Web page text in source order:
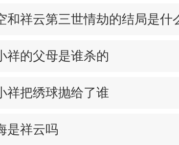
和祥云第三世情劫的结局是什
祥的父母是谁杀的
祥把绣球抛给了谁
是祥云吗